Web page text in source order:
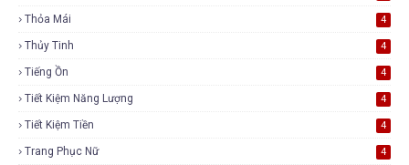
Thỏa Mái 4
Thủy Tinh 4
Tiếng Ồn 4
Tiết Kiệm Năng Lượng 4
Tiết Kiệm Tiền 4
Trang Phục Nữ 4